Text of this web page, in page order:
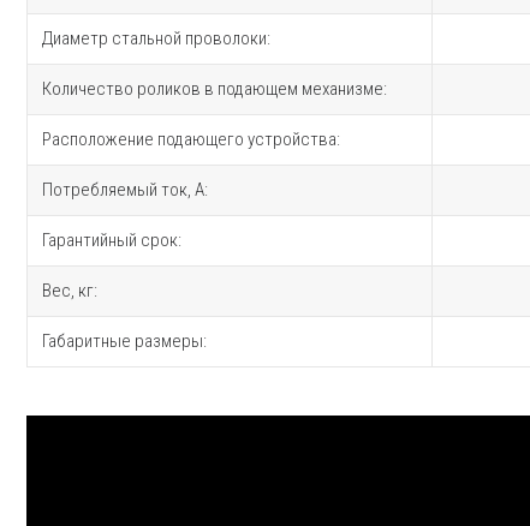
Диаметр стальной проволоки:
Количество роликов в подающем механизме:
Расположение подающего устройства:
Потребляемый ток, А:
Гарантийный срок:
Вес, кг:
Габаритные размеры: